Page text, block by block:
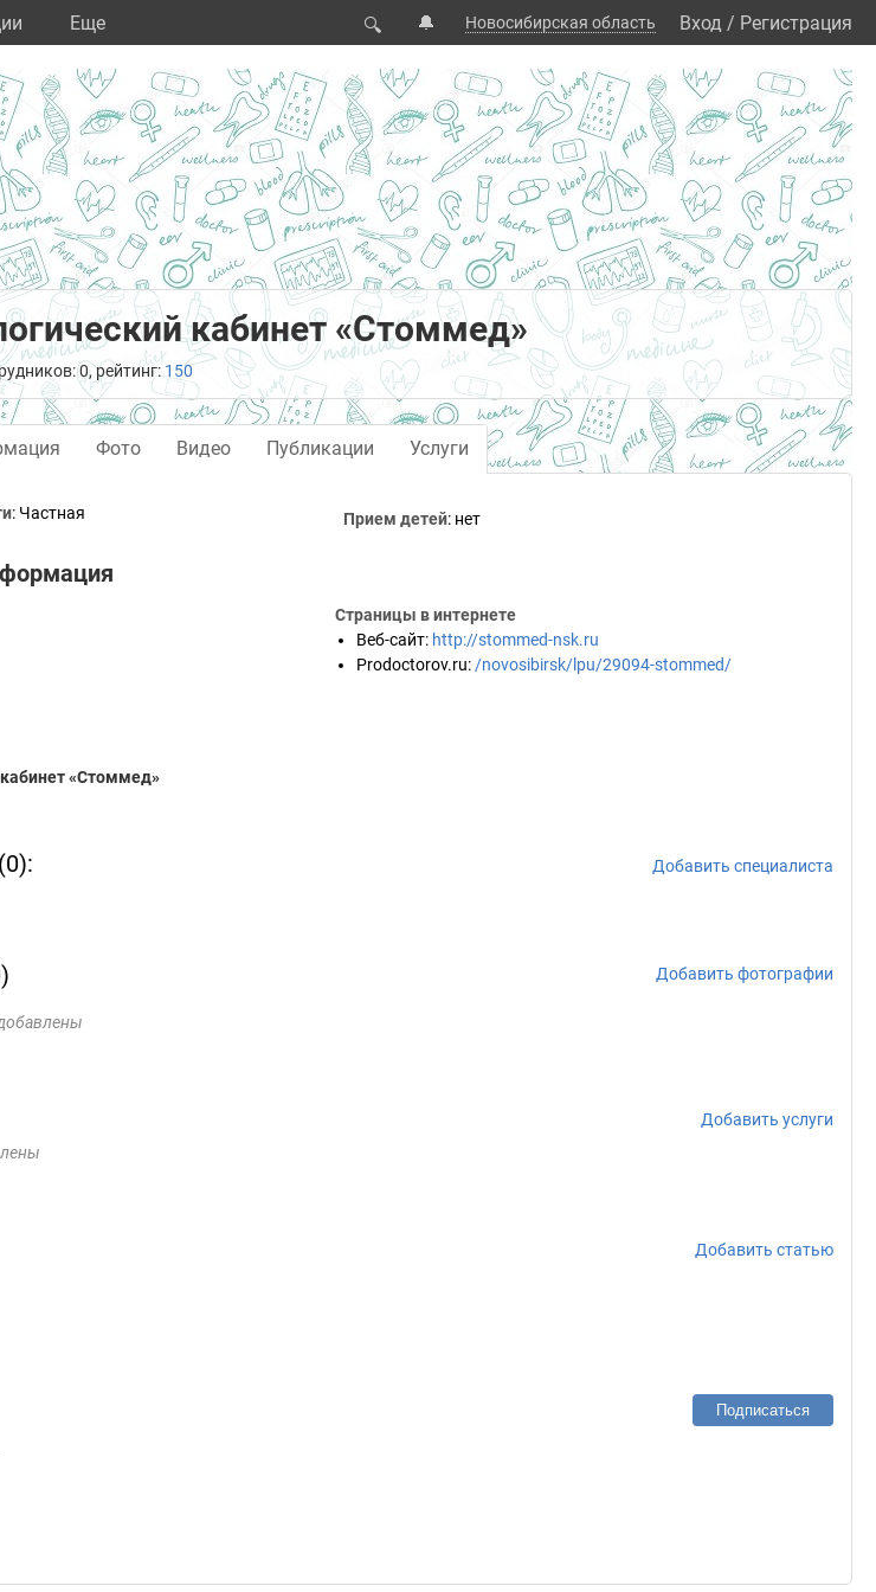
Eще 🔍 🔔 Новосибирская область Вход / Регистрация
кабинет «Стоммед»
0, рейтинг: 150
Фото Видео Публикации Услуги
: Частная
Прием детей: нет
Страницы в интернете
Веб-сайт: http://stommed-nsk.ru
Prodoctorov.ru: /novosibirsk/lpu/29094-stommed/
«Стоммед»
(0): Добавить специалиста
Добавить фотографии
Добавить услуги
Добавить статью
Подписаться